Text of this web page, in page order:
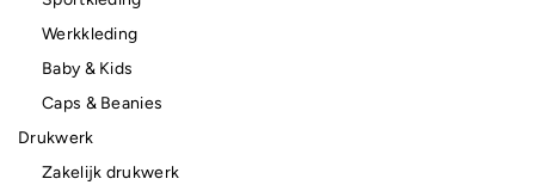
Werkkleding
Baby & Kids
Caps & Beanies
Drukwerk
Zakelijk drukwerk